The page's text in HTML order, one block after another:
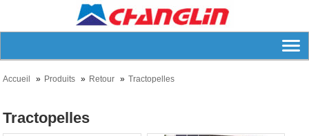
Accueil Produits Retour Tractopelles
Tractopelles